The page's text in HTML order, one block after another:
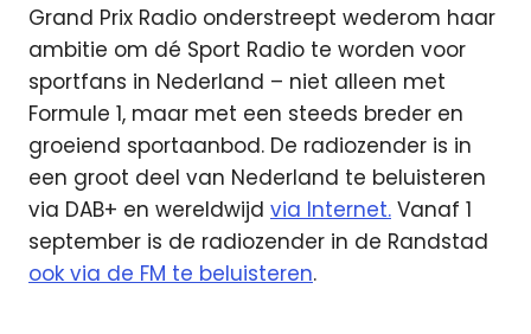
Grand Prix Radio onderstreept wederom haar
ambitie om dé Sport Radio te worden voor
sportfans in Nederland – niet alleen met
Formule 1, maar met een steeds breder en
groeiend sportaanbod. De radiozender is in
een groot deel van Nederland te beluisteren
via DAB+ en wereldwijd via Internet. Vanaf 1
september is de radiozender in de Randstad
ook via de FM te beluisteren.